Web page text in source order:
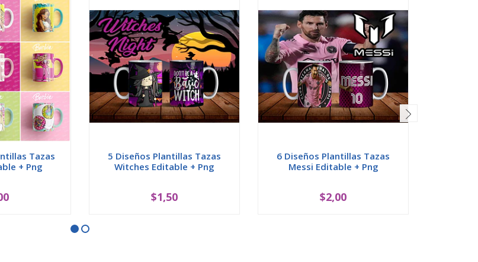
Tazas
+ Png
5 Diseños Plantillas Tazas
Witches Editable + Png
$1,50
6 Diseños Plantillas Tazas
Messi Editable + Png
$2,00